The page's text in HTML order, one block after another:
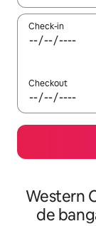
Check-in
Checkout
Western
de